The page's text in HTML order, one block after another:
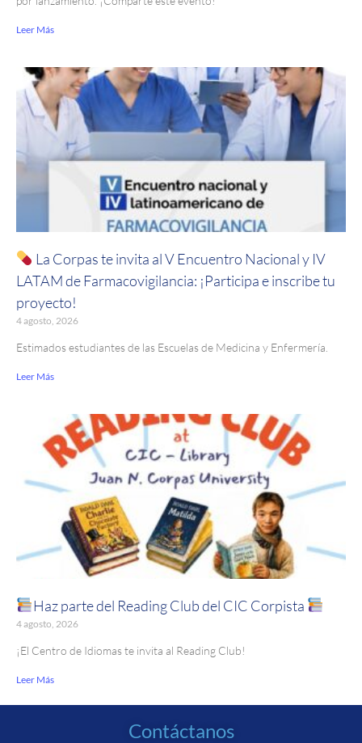
Leer Más
La Corpas te invita al V Encuentro Nacional y IV
LATAM de Farmacovigilancia: ¡Participa e inscribe tu
proyecto!
4 agosto, 2026
Estimados estudiantes de las Escuelas de Medicina y Enfermería.
Leer Más
Haz parte del Reading Club del CIC Corpista
4 agosto, 2026
¡El Centro de Idiomas te invita al Reading Club!
Leer Más
Contáctanos